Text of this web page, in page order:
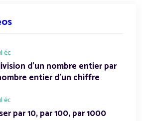
éc
d'un nombre entier par
entier d'un chiffre
éc
par 10, par 100, par 1000